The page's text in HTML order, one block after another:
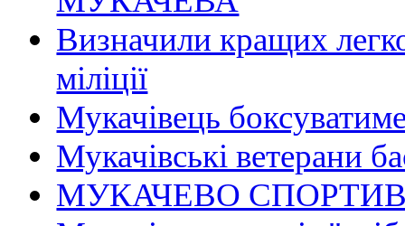
Визначили кращих
міліції
Мукачівець
Мукачівські ветерани
МУКАЧЕВО